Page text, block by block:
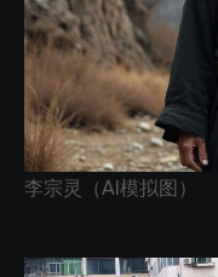
李宗灵（AI模拟图）